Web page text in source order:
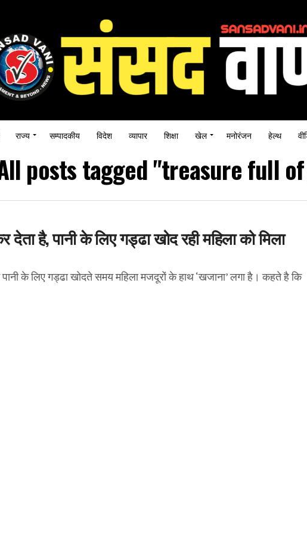
राज्य सम्पादकीय विदेश व्यापार शिक्षा खेल मनोरंजन हेल्थ
posts tagged "treasure full
है, पानी के लिए गड्ढा खोद रही महिला को मिला
के लिए गड्ढा खोदते समय महिला मजदूरों के हाथ ‘खजाना’ लगा है। कहते है कि